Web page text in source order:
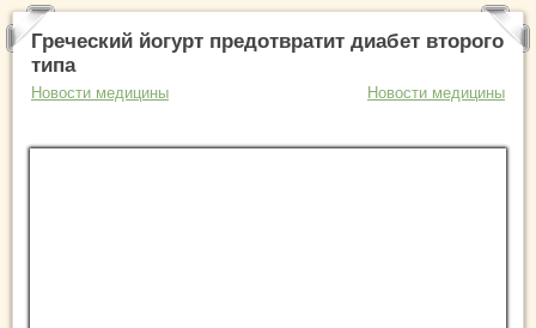
Греческий йогурт предотвратит диабет второго
типа
Новости медицины Новости медицины